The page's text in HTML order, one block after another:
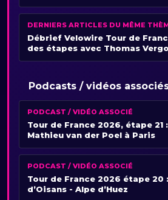
DERNIERS ARTICLES DU MÊME
Débrief Velowire Tour de
des étapes avec Thomas
Podcasts / vidéos
PODCAST / VIDÉO ASSOCIÉ
Tour de France 2026, étape
Mathieu van der Poel à Paris
PODCAST / VIDÉO ASSOCIÉ
Tour de France 2026 étape 20
d’Oisans - Alpe d’Huez